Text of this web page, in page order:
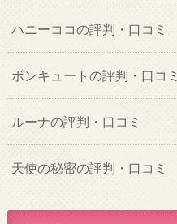
ハニーココの評判・口コミ
ボンキュートの評判・口コミ
ルーナの評判・口コミ
天使の秘密の評判・口コミ